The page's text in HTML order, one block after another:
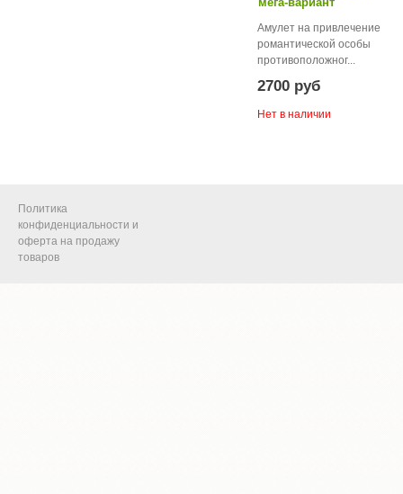
Амулет на привлечение
романтической особы
противоположног...
2700 руб
Нет в наличии
Политика
конфиденциальности и
оферта на продажу
товаров